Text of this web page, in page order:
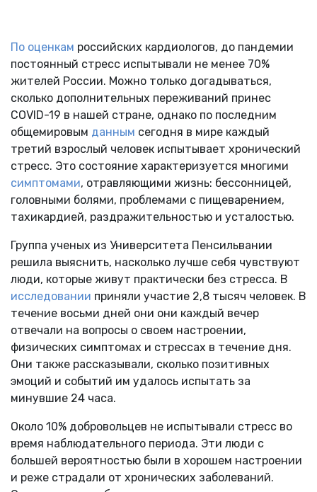
По оценкам российских кардиологов, до пандемии
постоянный стресс испытывали не менее 70%
жителей России. Можно только догадываться,
сколько дополнительных переживаний принес
COVID-19 в нашей стране, однако по последним
общемировым данным сегодня в мире каждый
третий взрослый человек испытывает хронический
стресс. Это состояние характеризуется многими
симптомами, отравляющими жизнь: бессонницей,
головными болями, проблемами с пищеварением,
тахикардией, раздражительностью и усталостью.
Группа ученых из Университета Пенсильвании
решила выяснить, насколько лучше себя чувствуют
люди, которые живут практически без стресса. В
исследовании приняли участие 2,8 тысяч человек. В
течение восьми дней они они каждый вечер
отвечали на вопросы о своем настроении,
физических симптомах и стрессах в течение дня.
Они также рассказывали, сколько позитивных
эмоций и событий им удалось испытать за
минувшие 24 часа.
Около 10% добровольцев не испытывали стресс во
время наблюдательного периода. Эти люди с
большей вероятностью были в хорошем настроении
и реже страдали от хронических заболеваний.